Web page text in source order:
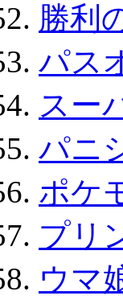
勝利
パス
スー
パニ
ポケ
プリ
ウマ